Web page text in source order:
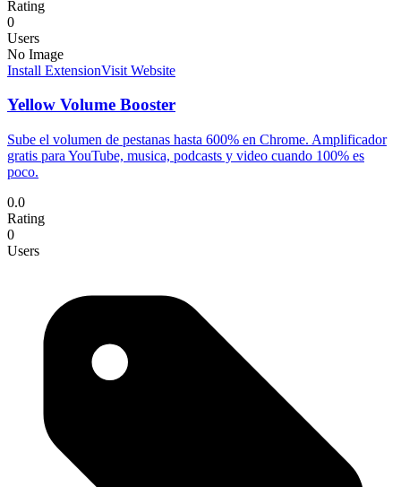
Rating
0
Users
No Image
Install ExtensionVisit Website
Yellow Volume Booster
Sube el volumen de pestanas hasta 600% en Chrome. Amplificador
gratis para YouTube, musica, podcasts y video cuando 100% es
poco.
0.0
Rating
0
Users